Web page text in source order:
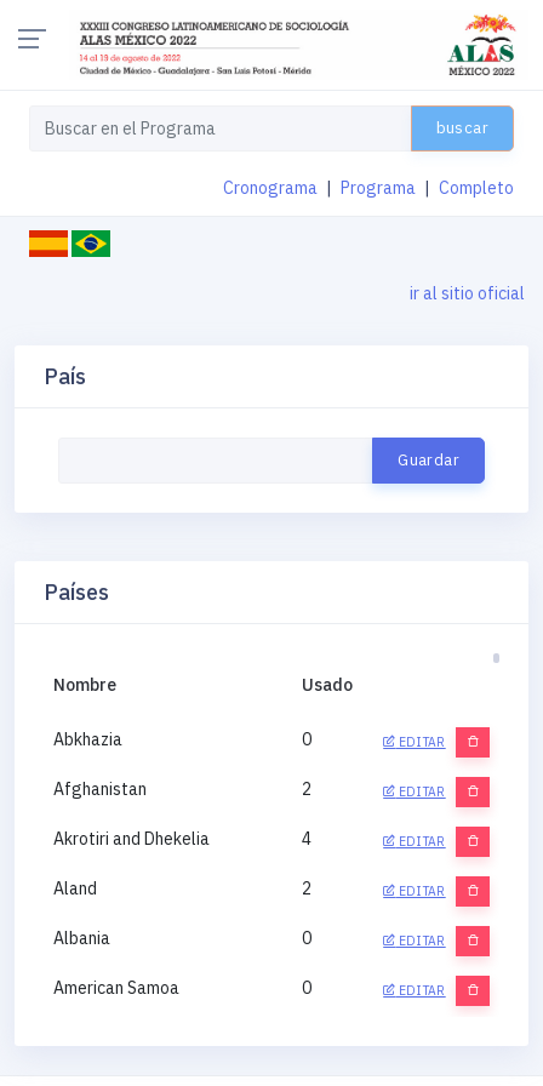
buscar
Cronograma Programa Completo
ir al sitio oficial
País
Países
Nombre Usado
Abkhazia 0 EDITAR
Afghanistan 2 EDITAR
Akrotiri and Dhekelia 4 EDITAR
Aland 2 EDITAR
Albania 0 EDITAR
American Samoa 0 EDITAR